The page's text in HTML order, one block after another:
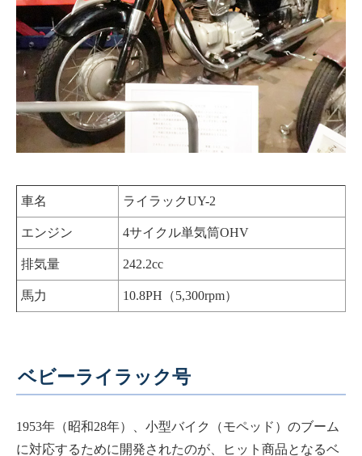
車名 ライラックUY-2
エンジン 4サイクル単気筒OHV
排気量 242.2cc
馬力 10.8PH（5,300rpm）
ベビーライラック号
1953年（昭和28年）、小型バイク（モペッド）のブーム
に対応するために開発されたのが、ヒット商品となるベ